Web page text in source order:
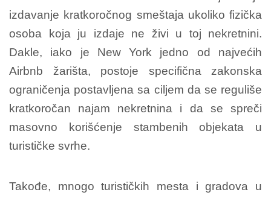
izdavanje kratkoročnog smeštaja ukoliko fizička
osoba koja ju izdaje ne živi u toj nekretnini.
Dakle, iako je New York jedno od najvećih
Airbnb žarišta, postoje specifična zakonska
ograničenja postavljena sa ciljem da se reguliše
kratkoročan najam nekretnina i da se spreči
masovno korišćenje stambenih objekata u
turističke svrhe.
Takođe, mnogo turističkih mesta i gradova u